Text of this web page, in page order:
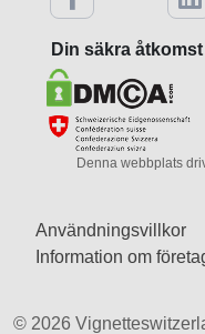
Din säkra
Denna webbplats
Användningsvillkor
Information om
© 2026